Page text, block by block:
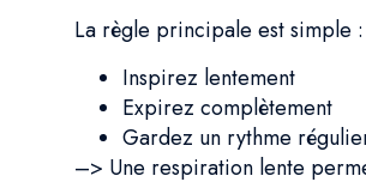
La règle principale est simple :
Inspirez lentement
Expirez complètement
Gardez un rythme
–> Une respiration lente